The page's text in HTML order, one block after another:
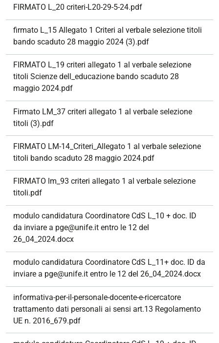
FIRMATO L_20 criteri-L20-29-5-24.pdf
firmato L_15 Allegato 1 Criteri al verbale selezione titoli
bando scaduto 28 maggio 2024 (3).pdf
FIRMATO L_19 criteri allegato 1 al verbale selezione
titoli Scienze dell_educazione bando scaduto 28
maggio 2024.pdf
Firmato LM_37 criteri allegato 1 al verbale selezione
titoli (3).pdf
FIRMATO LM-14_Criteri_Allegato 1 al verbale selezione
titoli bando scaduto 28 maggio 2024.pdf
FIRMATO lm_93 criteri allegato 1 al verbale selezione
titoli.pdf
modulo candidatura Coordinatore CdS L_10 + doc. ID
da inviare a pge@unife.it entro le 12 del
26_04_2024.docx
modulo candidatura Coordinatore CdS L_11+ doc. ID da
inviare a pge@unife.it entro le 12 del 26_04_2024.docx
informativa-per-il-personale-docente-e-ricercatore
trattamento dati personali ai sensi art.13 Regolamento
UE n. 2016_679.pdf